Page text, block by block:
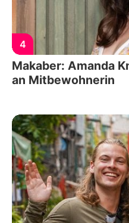
4
Makaber: Amanda
an Mitbewohnerin